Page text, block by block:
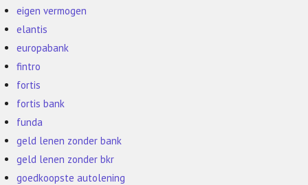
eigen vermogen
elantis
europabank
fintro
fortis
fortis bank
funda
geld lenen zonder bank
geld lenen zonder bkr
goedkoopste autolening